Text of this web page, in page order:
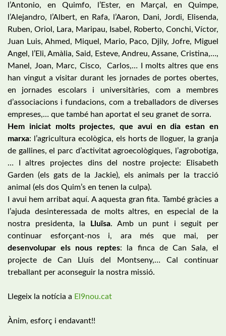
l’Antonio, en Quimfo, l’Ester, en Marçal, en Quimpe,
l’Alejandro, l’Albert, en Rafa, l’Aaron, Dani, Jordi, Elisenda,
Ruben, Oriol, Lara, Maripau, Isabel, Roberto, Conchi, Víctor,
Juan Luis, Ahmed, Miquel, Mario, Paco, Djily, Jofre, Miguel
Angel, l’Eli, Amàlia, Said, Esteve, Andreu, Assane, Cristina,…,
Manel, Joan, Marc, Cisco, Carlos,… I molts altres que ens
han vingut a visitar durant les jornades de portes obertes,
en jornades escolars i universitàries, com a membres
d’associacions i fundacions, com a treballadors de diverses
empreses,… que també han aportat el seu granet de sorra.
Hem iniciat molts projectes, que avui en dia estan en
marxa: l’agricultura ecològica, els horts de lloguer, la granja
de gallines, el parc d’activitat agroecològiques, l’agrobotiga,
… I altres projectes dins del nostre projecte: Elisabeth
Garden (els gats de la Jackie), els animals per la tracció
animal (els dos Quim’s en tenen la culpa).
I avui hem arribat aquí. A aquesta gran fita. També gràcies a
l’ajuda desinteressada de molts altres, en especial de la
nostra presidenta, la Lluïsa. Amb un punt i seguit per
continuar esforçant-nos i, ara més que mai, per
desenvolupar els nous reptes: la finca de Can Sala, el
projecte de Can Lluís del Montseny,… Cal continuar
treballant per aconseguir la nostra missió.
Llegeix la notícia a El9nou.cat
Ànim, esforç i endavant!!